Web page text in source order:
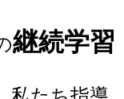
継続学習